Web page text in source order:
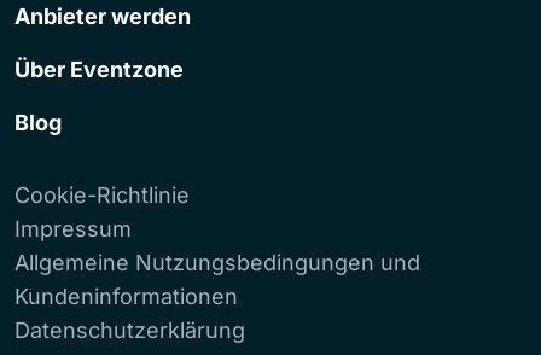
Anbieter werden
Über Eventzone
Blog
Cookie-Richtlinie
Impressum
Allgemeine Nutzungsbedingungen und
Kundeninformationen
Datenschutzerklärung